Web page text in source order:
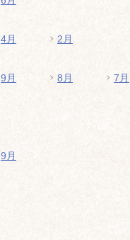
4月 2月
9月 8月 7月
9月